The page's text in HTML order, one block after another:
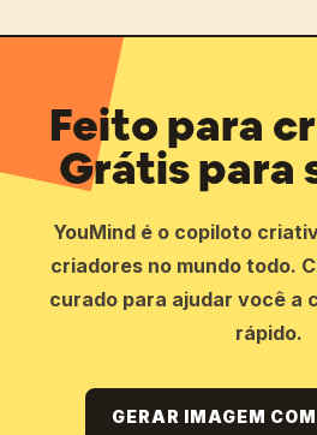
Feito para
Grátis para
YouMind é o copiloto
criadores no mundo todo.
curado para ajudar você a
rápido.
GERAR IMAGEM